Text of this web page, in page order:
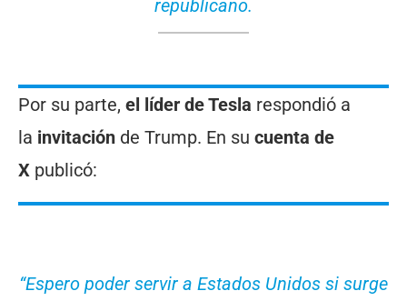
republicano.
Por su parte, el líder de Tesla respondió a
la invitación de Trump. En su cuenta de
X publicó:
“Espero poder servir a Estados Unidos si surge